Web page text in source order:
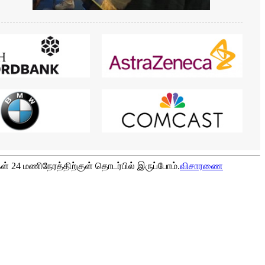
24 மணிநேரத்திற்குள் தொடர்பில் இருப்போம்.விசாரணை